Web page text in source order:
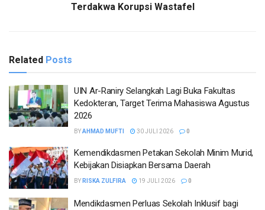
Terdakwa Korupsi Wastafel
Related Posts
UIN Ar-Raniry Selangkah Lagi Buka Fakultas
Kedokteran, Target Terima Mahasiswa Agustus
2026
BYAHMAD MUFTI 30 JULI 2026 0
Kemendikdasmen Petakan Sekolah Minim Murid,
Kebijakan Disiapkan Bersama Daerah
BY RISKA ZULFIRA 19 JULI 2026 0
Mendikdasmen Perluas Sekolah Inklusif bagi